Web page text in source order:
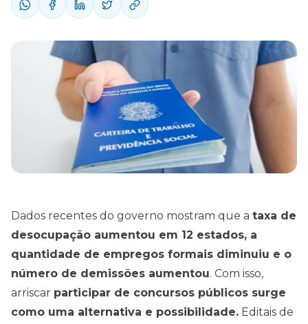
Dados recentes do governo mostram que a taxa de
desocupação aumentou em 12 estados, a
quantidade de empregos formais diminuiu e o
número de demissões aumentou. Com isso,
arriscar participar de concursos públicos surge
como uma alternativa e possibilidade. Editais de